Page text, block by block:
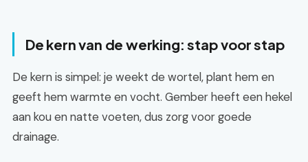
De kern van de werking: stap voor stap
De kern is simpel: je weekt de wortel, plant hem en
geeft hem warmte en vocht. Gember heeft een hekel
aan kou en natte voeten, dus zorg voor goede
drainage.